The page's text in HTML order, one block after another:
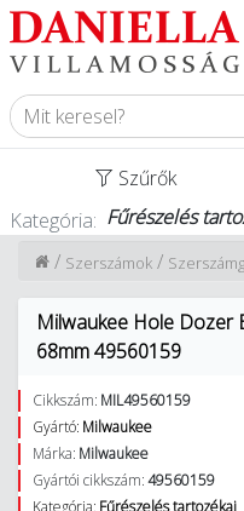
Szűrők
Kategória: Fűrészelés
/
Szerszámok
/
Milwaukee Hole Dozer
68mm 49560159
Cikkszám: MIL49560159
Gyártó: Milwaukee
Márka: Milwaukee
Gyártói cikkszám:49560159
Kategória: Fűrészelés tartozékai